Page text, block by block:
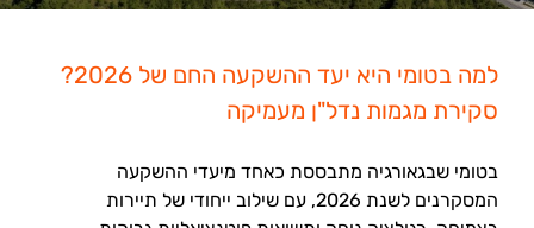
למה בטומי היא יעד ההשקעה החם של 2026?
סקירת מגמות נדל"ן מעמיקה
בטומי שבגאורגיה מתבססת כאחד מיעדי ההשקעה
המסקרנים לשנת 2026, עם שילוב ייחודי של תיירות